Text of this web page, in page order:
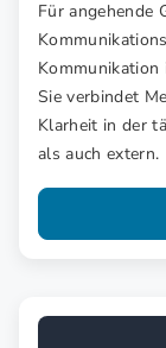
Für angehende
Kommunikation
Sie verbindet
Klarheit in der
als auch extern.